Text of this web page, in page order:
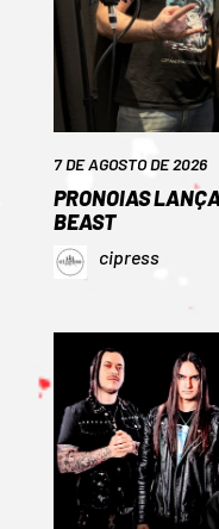
7 DE AGOSTO DE 2026
PRONOIAS
BEAST
cipress